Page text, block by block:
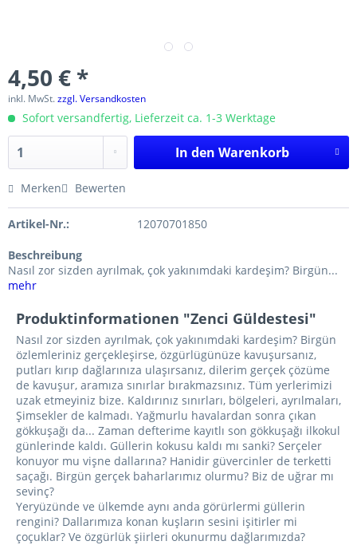
4,50 € *
inkl. MwSt.zzgl. Versandkosten
Sofort versandfertig, Lieferzeit ca. 1-3 Werktage
In den Warenkorb
Merken Bewerten
Artikel-Nr.: 12070701850
Beschreibung
Nasıl zor sizden ayrılmak, çok yakınımdaki kardeşim? Birgün...
mehr
Produktinformationen "Zenci Güldestesi"
Nasıl zor sizden ayrılmak, çok yakınımdaki kardeşim? Birgün
özlemleriniz gerçekleşirse, özgürlügünüze kavuşursanız,
putları kırıp dağlarınıza ulaşırsanız, dilerim gerçek çözüme
de kavuşur, aramıza sınırlar bırakmazsınız. Tüm yerlerimizi
uzak etmeyiniz bize. Kaldırınız sınırları, bölgeleri, ayrılmaları,
Şimsekler de kalmadı. Yağmurlu havalardan sonra çıkan
gökkuşağı da... Zaman defterime kayıtlı son gökkuşağı ilkokul
günlerinde kaldı. Güllerin kokusu kaldı mı sanki? Serçeler
konuyor mu vişne dallarına? Hanidir güvercinler de terketti
saçağı. Birgün gerçek baharlarımız olurmu? Biz de uğrar mı
sevinç?
Yeryüzünde ve ülkemde aynı anda görürlermi güllerin
rengini? Dallarımıza konan kuşların sesini işitirler mi
çoçuklar? Ve özgürlük şiirleri okunurmu dağlarımızda?